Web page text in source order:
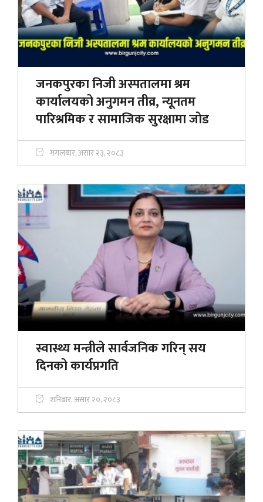
जनकपुरका निजी अस्पतालमा श्रम
कार्यालयको अनुगमन तीव्र, न्यूनतम
पारिश्रमिक र सामाजिक सुरक्षामा जोड
मंगलबार, असार २३, २०८३
स्वास्थ्य मन्त्रीले सार्वजनिक गरिन् सय
दिनको कार्यप्रगति
शनिबार, असार २०, २०८३